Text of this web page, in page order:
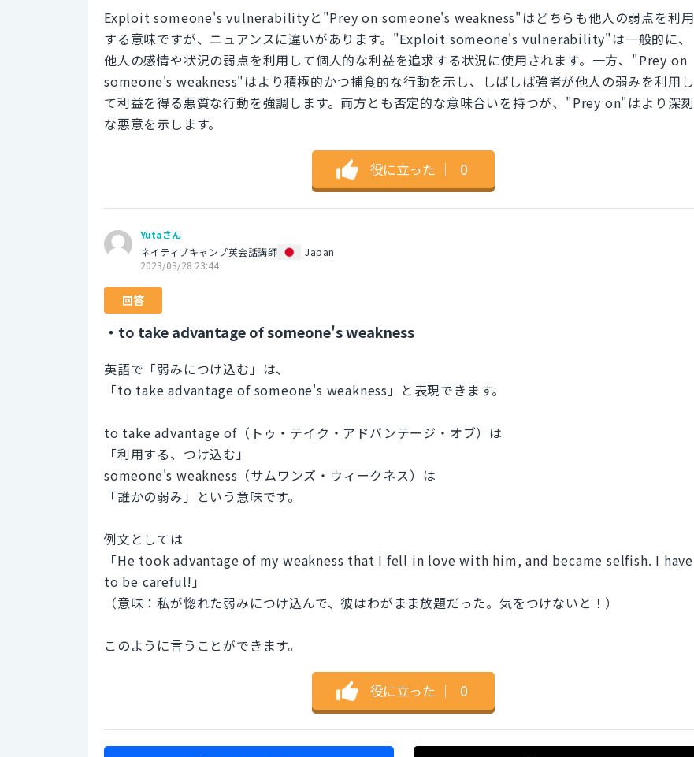
Exploit someone's vulnerabilityと"Prey on someone's weakness"はどちらも他人の弱点を利用
する意味ですが、ニュアンスに違いがあります。"Exploit someone's vulnerability"は一般的に、
他人の感情や状況の弱点を利用して個人的な利益を追求する状況に使用されます。一方、"Prey on
someone's weakness"はより積極的かつ捕食的な行動を示し、しばしば強者が他人の弱みを利用し
て利益を得る悪質な行動を強調します。両方とも否定的な意味合いを持つが、"Prey on"はより深刻
な悪意を示します。
役に立った ｜ 0
Yutaさん
ネイティブキャンプ英会話講師
Japan
2023/03/28 23:44
回答
・to take advantage of someone's weakness
英語で「弱みにつけ込む」は、
「to take advantage of someone's weakness」と表現できます。
to take advantage of（トゥ・テイク・アドバンテージ・オブ）は
「利用する、つけ込む」
someone's weakness（サムワンズ・ウィークネス）は
「誰かの弱み」という意味です。
例文としては
「He took advantage of my weakness that I fell in love with him, and became selfish. I have
to be careful!」
（意味：私が惚れた弱みにつけ込んで、彼はわがまま放題だった。気をつけないと！）
このように言うことができます。
役に立った ｜ 0